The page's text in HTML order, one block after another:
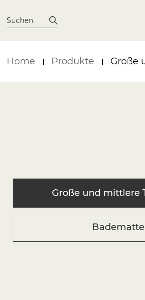
Suchen
Home Produkte Große
Große und mittlere
Badematte